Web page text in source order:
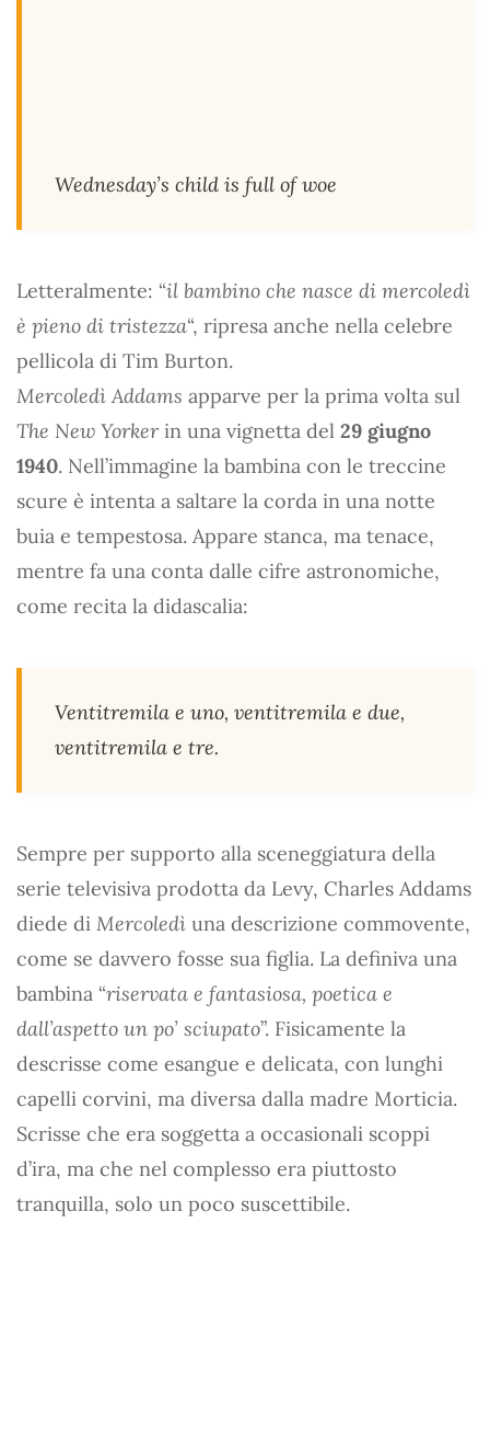
Wednesday’s child is full of woe
Letteralmente: “il bambino che nasce di mercoledì
è pieno di tristezza“, ripresa anche nella celebre
pellicola di Tim Burton.
Mercoledì Addams apparve per la prima volta sul
The New Yorker in una vignetta del 29 giugno
1940. Nell’immagine la bambina con le treccine
scure è intenta a saltare la corda in una notte
buia e tempestosa. Appare stanca, ma tenace,
mentre fa una conta dalle cifre astronomiche,
come recita la didascalia:
Ventitremila e uno, ventitremila e due,
ventitremila e tre.
Sempre per supporto alla sceneggiatura della
serie televisiva prodotta da Levy, Charles Addams
diede di Mercoledì una descrizione commovente,
come se davvero fosse sua figlia. La definiva una
bambina “riservata e fantasiosa, poetica e
dall’aspetto un po’ sciupato”. Fisicamente la
descrisse come esangue e delicata, con lunghi
capelli corvini, ma diversa dalla madre Morticia.
Scrisse che era soggetta a occasionali scoppi
d’ira, ma che nel complesso era piuttosto
tranquilla, solo un poco suscettibile.